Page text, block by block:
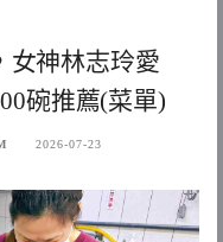
女神林志玲愛
碗推薦(菜單)
2026-07-23